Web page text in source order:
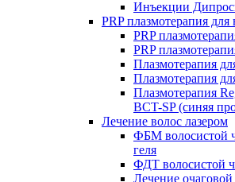
Инъекции
PRP плазмотерапия для
PRP
PRP
Плазмотерапия
Плазмотерапия
Плазмотерапия
BCT-SP (синяя
Лечение волос лазером
ФБМ волосистой
геля
ФДТ волосистой
Лечение